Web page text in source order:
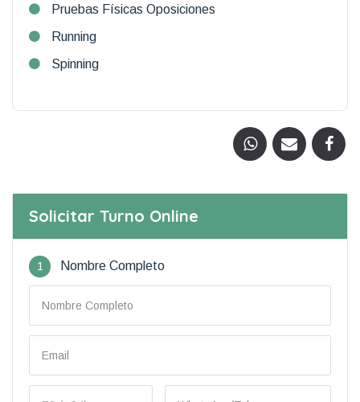
Pruebas Físicas Oposiciones
Running
Spinning
Solicitar Turno Online
1 Nombre Completo